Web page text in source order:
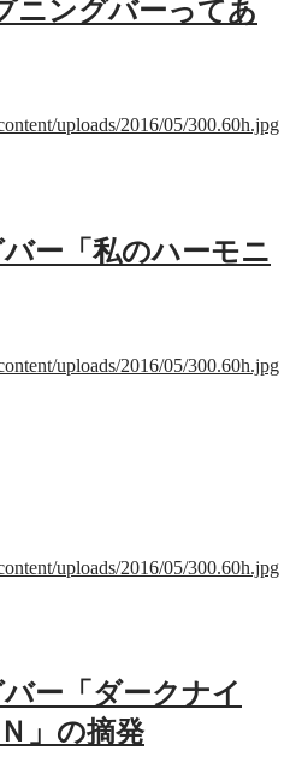
ニングバーってあ
uploads/2016/05/300.60h.jpg
ー「私のハーモニ
uploads/2016/05/300.60h.jpg
uploads/2016/05/300.60h.jpg
ー「ダークナイ
」の摘発